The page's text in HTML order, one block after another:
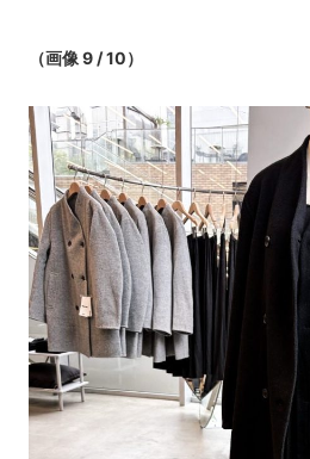
（画像 9 / 10）